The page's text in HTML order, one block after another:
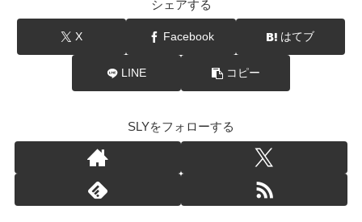
シェアする
X Facebook はてブ
LINE コピー
SLYをフォローする